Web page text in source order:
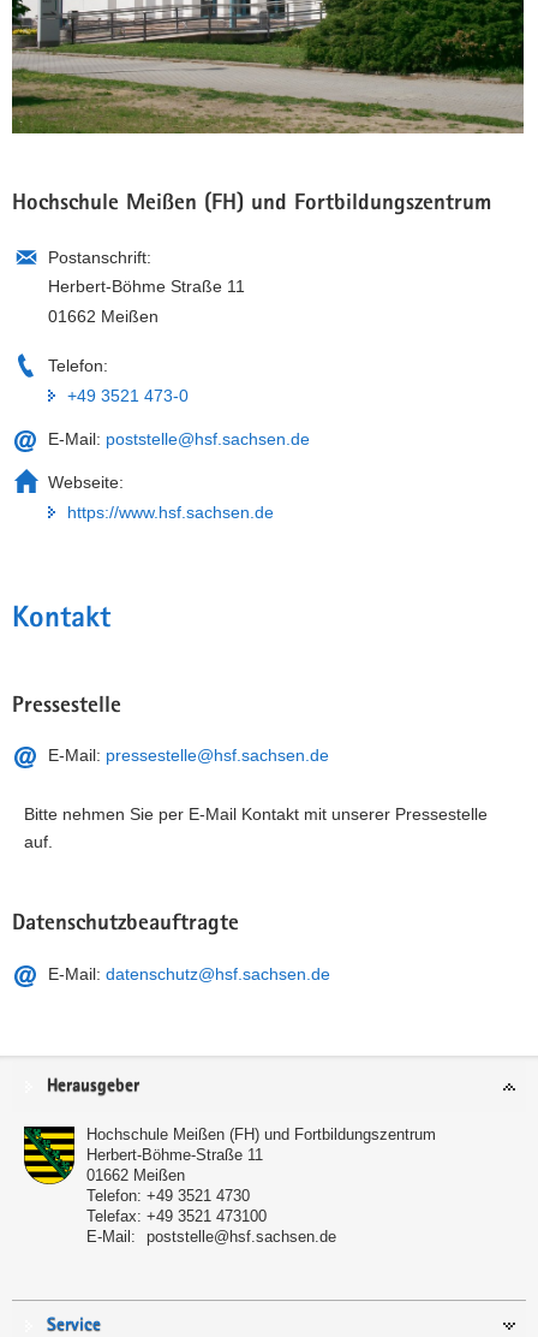
Lehrgebäude Haus 1
Hochschule Meißen (FH) und Fortbildungszentrum
Postanschrift:
Herbert-Böhme Straße 11
01662 Meißen
Telefon:
+49 3521 473-0
E-Mail: poststelle@hsf.sachsen.de
Webseite:
https://www.hsf.sachsen.de
Kontakt
Pressestelle
E-Mail: pressestelle@hsf.sachsen.de
Bitte nehmen Sie per E-Mail Kontakt mit unserer Pressestelle
auf.
Datenschutzbeauftragte
E-Mail: datenschutz@hsf.sachsen.de
Service
Herausgeber
Hochschule Meißen (FH) und Fortbildungszentrum
Herbert-Böhme-Straße 11
01662 Meißen
Telefon: +49 3521 4730
Telefax: +49 3521 473100
E-Mail:
poststelle@hsf.sachsen.de
Service